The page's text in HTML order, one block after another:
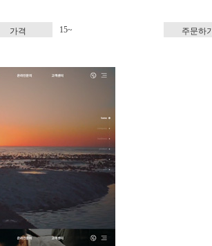
가격 15~ 주문하기